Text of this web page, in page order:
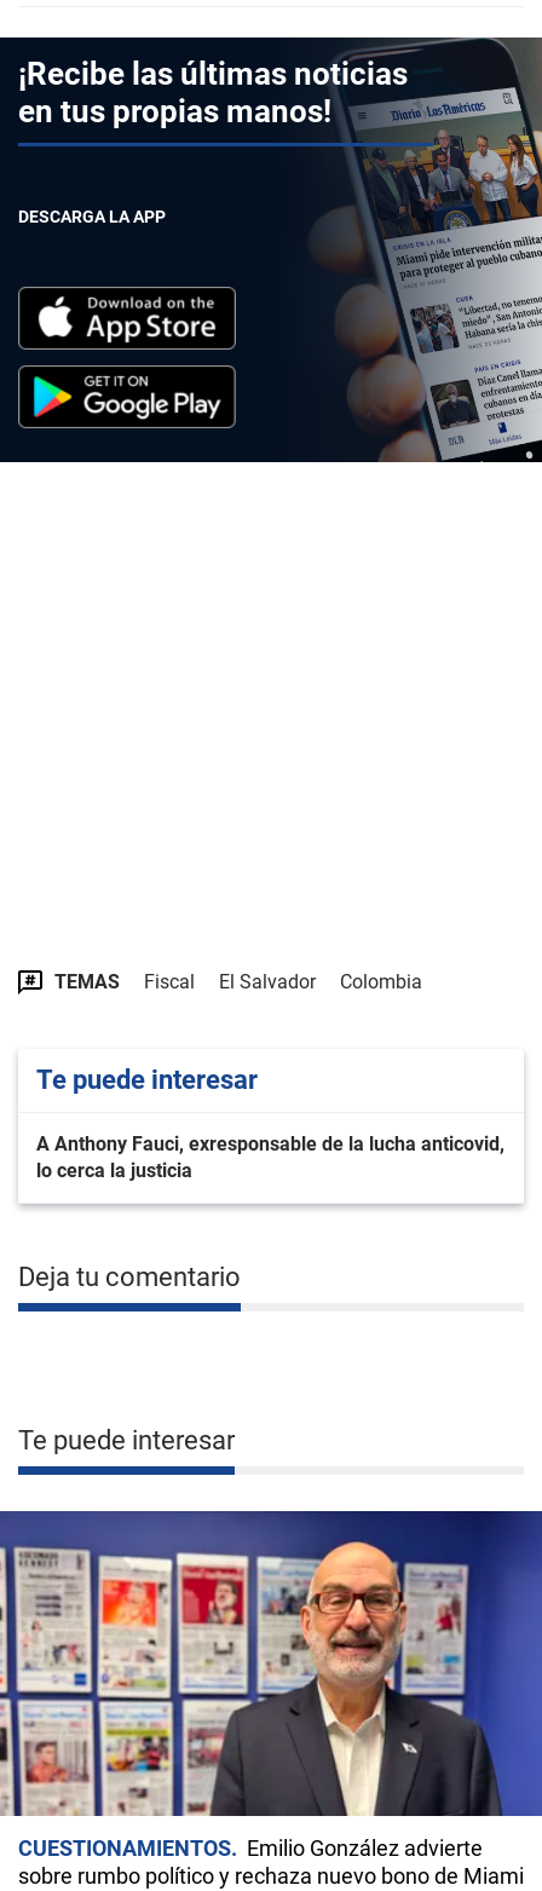
¡Recibe las últimas noticias
en tus propias manos!
DESCARGA LA APP
TEMAS Fiscal El Salvador Colombia
Te puede interesar
A Anthony Fauci, exresponsable de la lucha anticovid,
lo cerca la justicia
Deja tu comentario
Te puede interesar
CUESTIONAMIENTOS
Emilio González advierte
sobre rumbo político y rechaza nuevo bono de Miami